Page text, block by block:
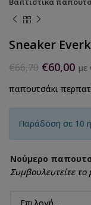
Sneaker
€66,70 €60,00
παπουτσάκι
Παράδοση σε 10
Νούμερο
Συμβουλευτείτε το